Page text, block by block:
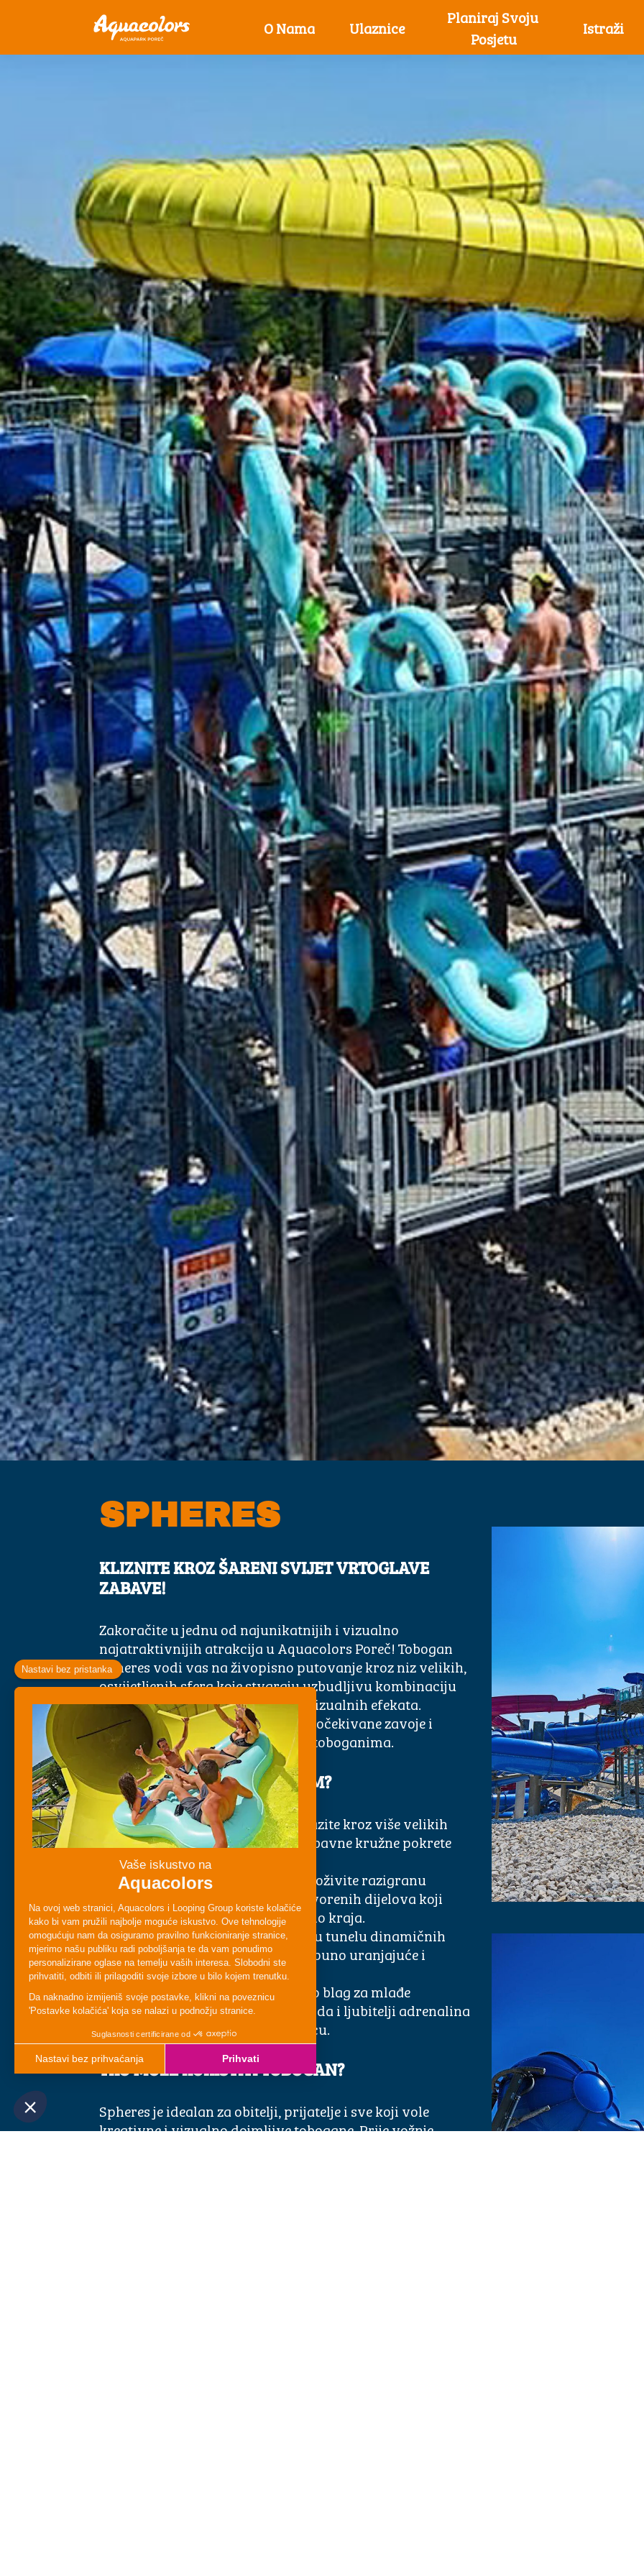
O Nama Ulaznice
Planiraj Svoju
Posjetu
Istraži
SPHERES
KLIZNITE KROZ ŠARENI SVIJET VRTOGLAVE
ZABAVE!
Zakoračite u jednu od najunikatnijih i vizualno
najatraktivnijih atrakcija u Aquacolors Poreč! Tobogan
Spheres vodi vas na živopisno putovanje kroz niz velikih,
osvijetljenih sfera koje stvaraju uzbudljivu kombinaciju
brzine, rotacije i spektakularnih vizualnih efekata.
Savršen izbor za goste koji vole neočekivane zavoje i
potpuno impresivna iskustva na toboganima.
ŠTO ČINI SPHERES POSEBNIM?
• Inovativan dizajn „sfera” – Prolazite kroz više velikih
okruglih komora koje stvaraju zabavne kružne pokrete
dok klizite iz jedne sfere u drugu.
• Neočekivani zavoji i prijelazi – Doživite razigranu
kombinaciju zavoja, padova i zatvorenih dijelova koji
održavaju uzbuđenje od početka do kraja.
• Šareni vizualni efekti – Uživajte u tunelu dinamičnih
svjetala i boja unutar sfera za potpuno uranjajuće i
atmosferično iskustvo vožnje.
• Zabava za sve uzraste – Dovoljno blag za mlađe
posjetitelje, ali dovoljno uzbudljiv da i ljubitelji adrenalina
cijelim putem imaju osmijeh na licu.
TKO MOŽE KORISTITI TOBOGAN?
Spheres je idealan za obitelji, prijatelje i sve koji vole
kreativne i vizualno dojmljive tobogane. Prije vožnje